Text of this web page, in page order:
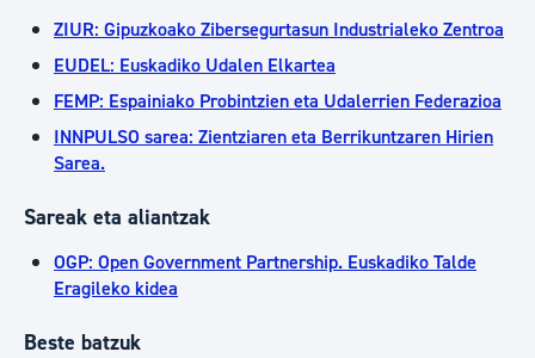
ZIUR: Gipuzkoako Zibersegurtasun Industrialeko Zentroa
EUDEL: Euskadiko Udalen Elkartea
FEMP: Espainiako Probintzien eta Udalerrien Federazioa
INNPULSO sarea: Zientziaren eta Berrikuntzaren Hirien
Sarea.
Sareak eta aliantzak
OGP: Open Government Partnership. Euskadiko Talde
Eragileko kidea
Beste batzuk